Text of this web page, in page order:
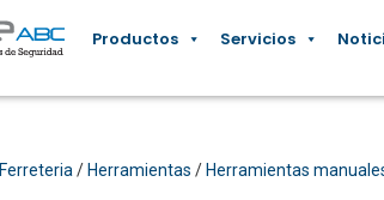
Productos Servicios
Ferreteria / Herramientas / Herramientas